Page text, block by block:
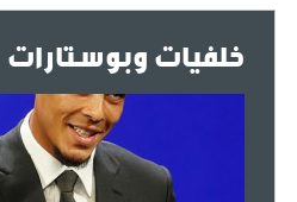
خلفيات وبوستارات